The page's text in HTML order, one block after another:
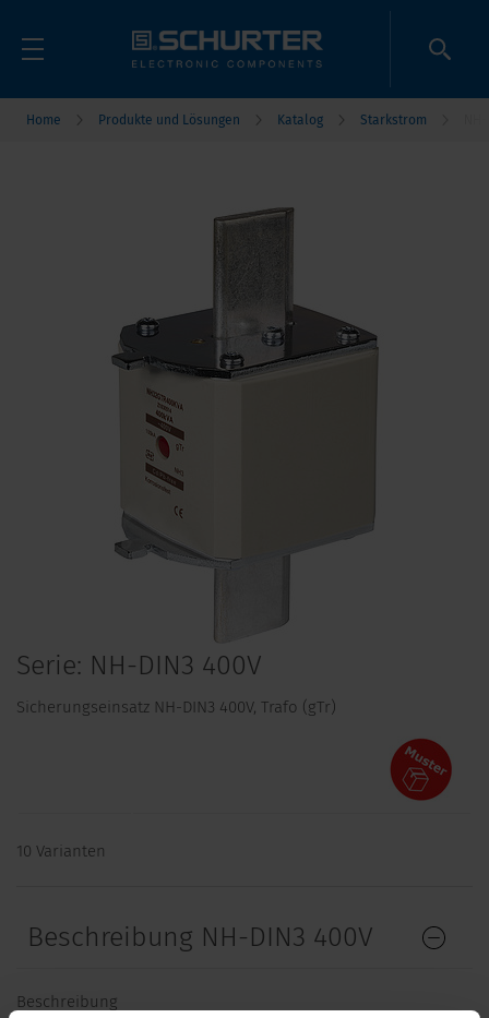
Home Produkte und Lösungen Katalog Starkstrom
Serie: NH-DIN3 400V
Sicherungseinsatz NH-DIN3 400V, Trafo (gTr)
10 Varianten
Beschreibung NH-DIN3 400V
Beschreibung